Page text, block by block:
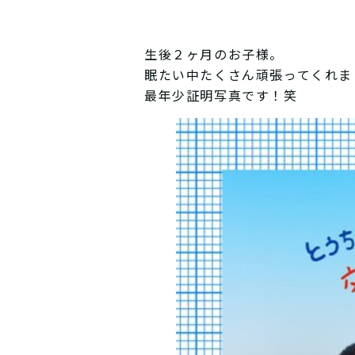
生後２ヶ月のお子様。
眠たい中たくさん頑張ってくれ
最年少証明写真です！笑